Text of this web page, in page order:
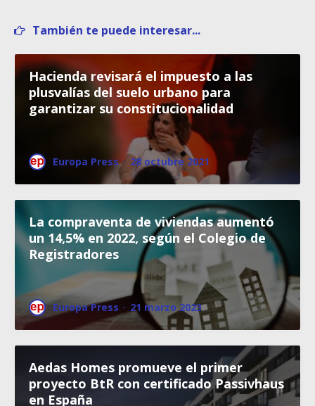
También te puede interesar...
Hacienda revisará el impuesto a las
plusvalías del suelo urbano para
garantizar su constitucionalidad
Europa Press · 28 octubre 2021
La compraventa de viviendas aumentó
un 14,5% en 2022, según el Colegio de
Registradores
Europa Press · 21 marzo 2023
Aedas Homes promueve el primer
proyecto BtR con certificado Passivhaus
en España